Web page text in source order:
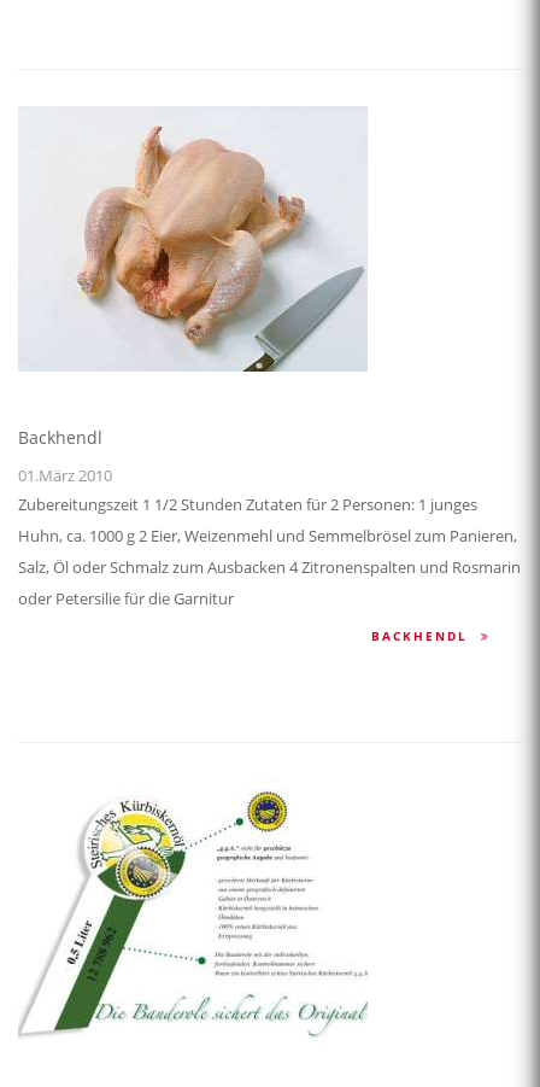
Backhendl
01.März 2010
Zubereitungszeit 1 1/2 Stunden Zutaten für 2 Personen: 1 junges
Huhn, ca. 1000 g 2 Eier, Weizenmehl und Semmelbrösel zum Panieren,
Salz, Öl oder Schmalz zum Ausbacken 4 Zitronenspalten und Rosmarin
oder Petersilie für die Garnitur
BACKHENDL